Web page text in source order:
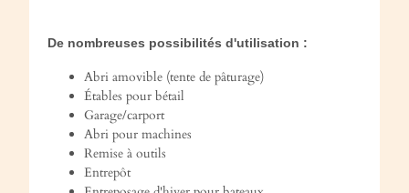
De nombreuses possibilités d'utilisation :
Abri amovible (tente de pâturage)
Étables pour bétail
Garage/carport
Abri pour machines
Remise à outils
Entrepôt